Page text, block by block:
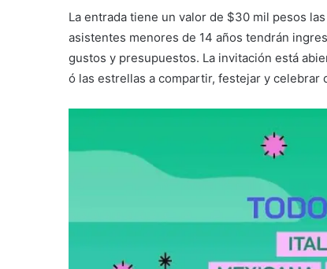
La entrada tiene un valor de $30 mil pesos
asistentes menores de 14 años tendrán
gustos y presupuestos. La invitación está
ó las estrellas a compartir, festejar y celebrar